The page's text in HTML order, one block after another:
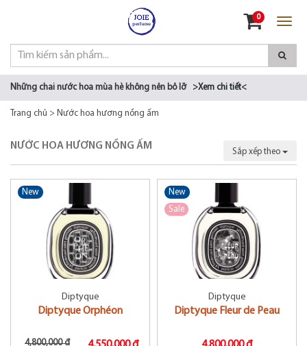
0
Những chai nước hoa mùa hè không nên bỏ lỡ >Xem chi tiết<
Trang chủ > Nước hoa hương nồng ấm
NƯỚC HOA HƯƠNG NỒNG ẤM
Sắp xếp theo
Diptyque
Diptyque Orphéon
4,800,000 đ
New
Diptyque
Diptyque Fleur de Peau
New
Sale